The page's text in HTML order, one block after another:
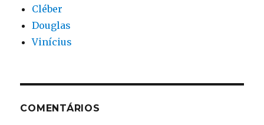
Cléber
Douglas
Vinícius
COMENTÁRIOS